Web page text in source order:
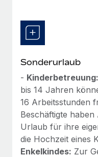
Sonderurlaub
- Kinderbetreuung:
bis 14 Jahren
16 Arbeitsstunden
Beschäftigte
Urlaub für ihre
die Hochzeit eines
Enkelkindes: Zur